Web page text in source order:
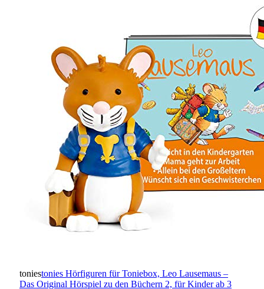
toniestonies Hörfiguren für Toniebox, Leo Lausemaus –
Das Original Hörspiel zu den Büchern 2, für Kinder ab 3